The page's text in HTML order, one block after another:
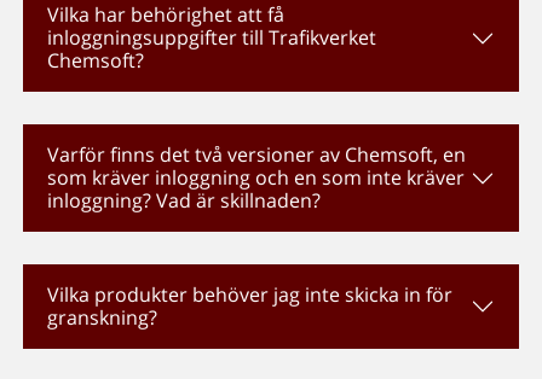
Vilka har behörighet att få
inloggningsuppgifter till Trafikverket
Chemsoft?
Varför finns det två versioner av Chemsoft, en
som kräver inloggning och en som inte kräver
inloggning? Vad är skillnaden?
Vilka produkter behöver jag inte skicka in för
granskning?